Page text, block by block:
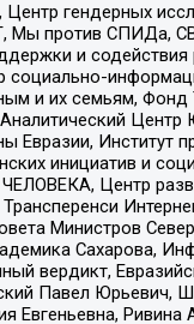
гендерных
Мы против СПИДа,
и
социально-
и их семьям, Фонд
Евразии, Институт
инициатив и
Центр
Министров
Сахарова,
вердикт,
Павел Юрьевич,
Евгеньевна, Ривина